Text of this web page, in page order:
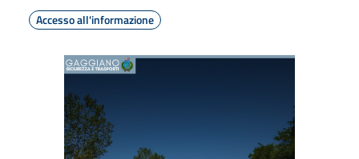
Accesso all'informazione